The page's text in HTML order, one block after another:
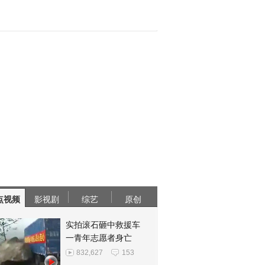
视频 影视剧 综艺 原创
实拍滚石砸中救援车
一青年志愿者身亡
832,627 153